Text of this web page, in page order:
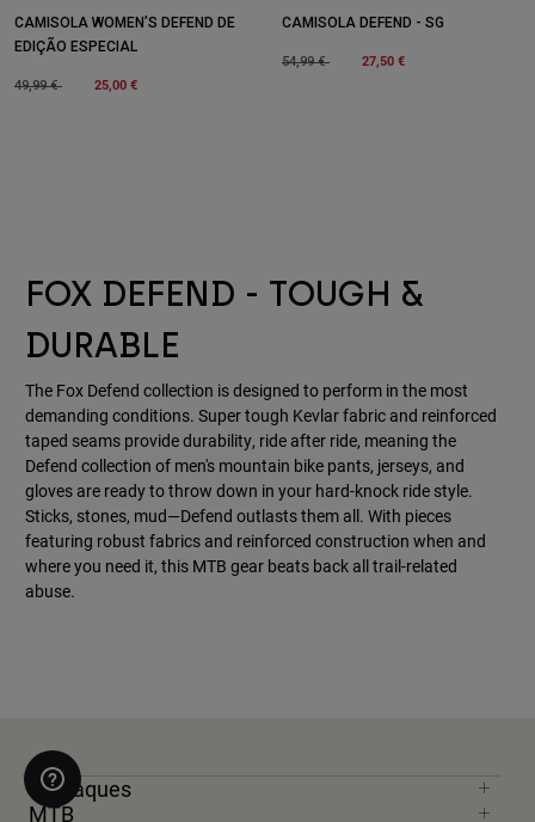
CAMISOLA WOMEN’S DEFEND DE
EDIÇÃO ESPECIAL
Price reduced from
49,99 €to 25,00 €
CAMISOLA DEFEND - SG
Price reduced from
54,99 €to 27,50 €
FOX DEFEND - TOUGH &
DURABLE
The Fox Defend collection is designed to perform in the most
demanding conditions. Super tough Kevlar fabric and reinforced
taped seams provide durability, ride after ride, meaning the
Defend collection of men's mountain bike pants, jerseys, and
gloves are ready to throw down in your hard-knock ride style.
Sticks, stones, mud—Defend outlasts them all. With pieces
featuring robust fabrics and reinforced construction when and
where you need it, this MTB gear beats back all trail-related
abuse.
Destaques
MTB